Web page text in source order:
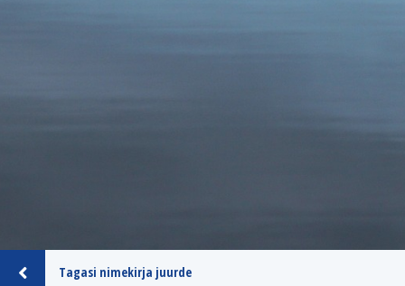
Tagasi nimekirja juurde